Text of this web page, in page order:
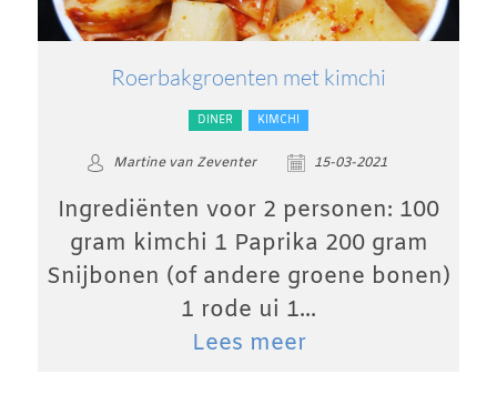
Roerbakgroenten met kimchi
DINER KIMCHI
Martine van Zeventer 15-03-2021
Ingrediënten voor 2 personen: 100
gram kimchi 1 Paprika 200 gram
Snijbonen (of andere groene bonen)
1 rode ui 1...
Lees meer